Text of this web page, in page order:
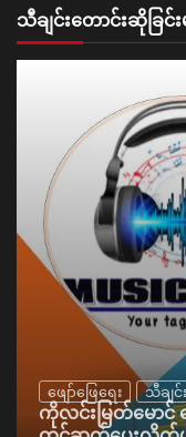
သီချင်းတောင်းဆိုခြင်းမ
ဖျော်ဖြေရေး သီချင်
ကိုလင်းမြတ်မောင်